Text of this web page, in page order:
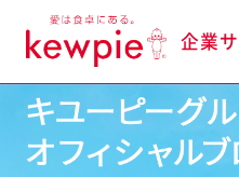
企業